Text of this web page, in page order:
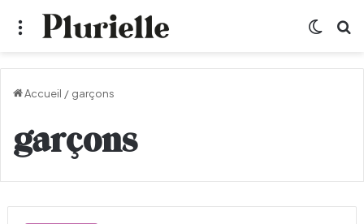
Menu
Accueil / garçons
garçons